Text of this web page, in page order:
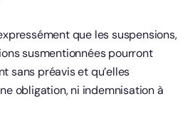
que les suspensions,
susmentionnées pourront
sans préavis et qu’elles
obligation, ni indemnisation à